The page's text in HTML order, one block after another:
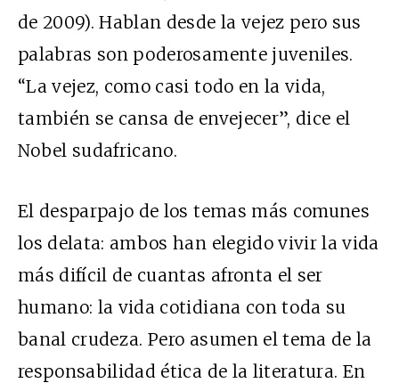
de 2009). Hablan desde la vejez pero sus
palabras son poderosamente juveniles.
“La vejez, como casi todo en la vida,
también se cansa de envejecer”, dice el
Nobel sudafricano.
El desparpajo de los temas más comunes
los delata: ambos han elegido vivir la vida
más difícil de cuantas afronta el ser
humano: la vida cotidiana con toda su
banal crudeza. Pero asumen el tema de la
responsabilidad ética de la literatura. En